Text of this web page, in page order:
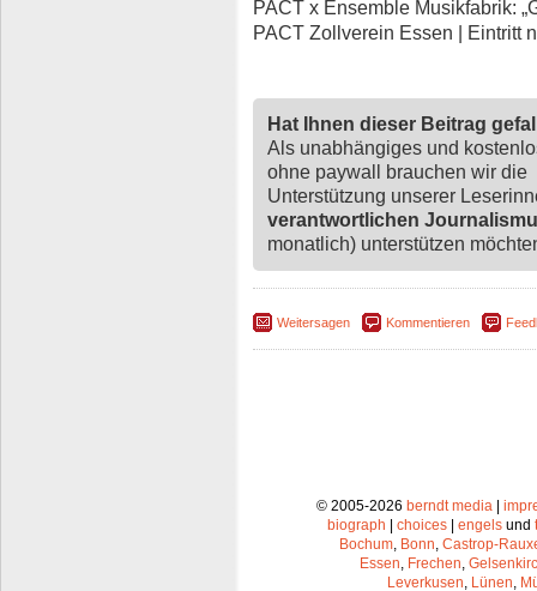
PACT x Ensemble Musikfabrik:
PACT Zollverein Essen | Eintritt
Hat Ihnen dieser Beitrag
Als unabhängiges und
ohne paywall brauchen wir die
Unterstützung unserer
verantwortlichen
monatlich) unterstützen
Weitersagen Kommentieren
© 2005-2026 berndt media|
biograph
choices engels und
Bochum, Bonn, Castrop-
Essen, Frechen,
Leverkusen, Lünen,